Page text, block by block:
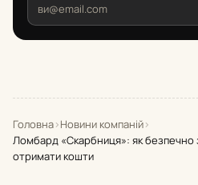
Головна›Новини компаній›
Ломбард «Скарбниця»: як безпечно
отримати кошти